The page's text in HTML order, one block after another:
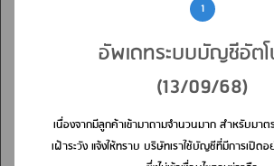
แชร์รับเครดิตฟรี
1
อัพเดทระบบบัญชีอัต
(13/09/68)
เนื่องจากมีลูกค้าเข้ามาถามจำนวนมาก สำหรับมา
เฝ้าระวัง แจ้งให้ทราบ บริษัทเราใช้บัญชีที่มีการเปิด